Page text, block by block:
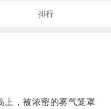
排行
，被浓密的雾气笼罩